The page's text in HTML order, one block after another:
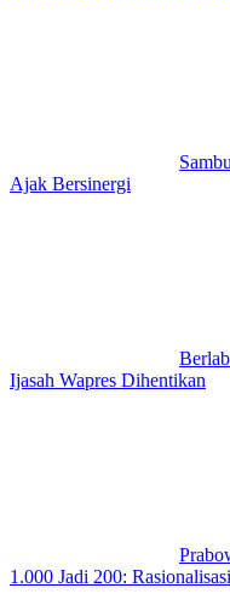
Ajak Bersinergi
Ijasah Wapres Dihentikan
1.000 Jadi 200: